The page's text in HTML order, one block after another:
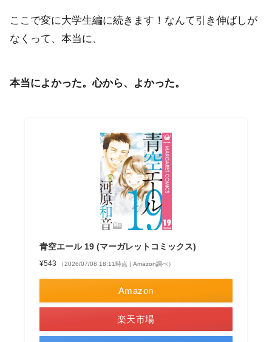
ここで変に大学生編に続きます！なんて引き伸ばしが
なくって、本当に、
本当によかった。心から、よかった。
青空エール 19 (マーガレットコミックス)
¥543 （2026/07/08 18:11時点 | Amazon調べ）
Amazon
楽天市場